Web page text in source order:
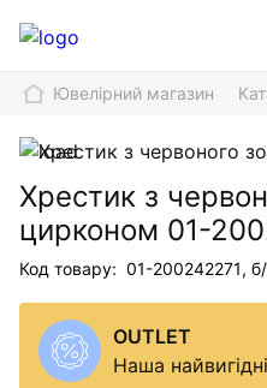
Ювелірний магазин
Хрестик з
цирконом 01-
Код товару: 01-200242271,
OUTLET
Наша